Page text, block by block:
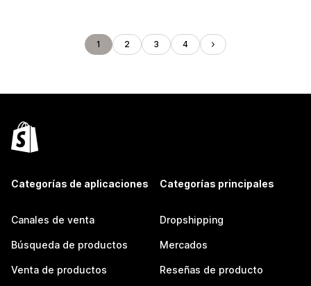
1 2 3 4
Categorías de aplicaciones
Canales de venta
Búsqueda de productos
Venta de productos
Categorías principales
Dropshipping
Mercados
Reseñas de producto